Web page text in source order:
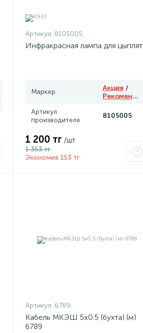
Артикул: 8105005
Инфракрасная лампа для цыплят
Маркер Акция /
Рекомендуем
Артикул
производителя
8105005
1 200 тг /шт
1 353 тг
Экономия 153 тг
Артикул: 6789
Кабель МКЭШ 5х0.5 (бухта) (м)
6789